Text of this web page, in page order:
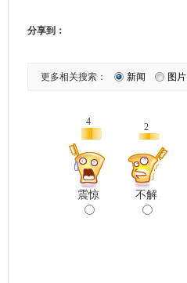
分享到：
更多相关搜索： 新闻 图片
4
震惊
2
不解